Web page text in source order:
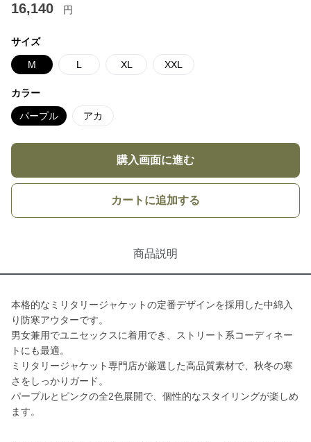
16,140 円
サイズ
M L XL XXL
カラー
パープル アカ
購入画面に進む
カートに追加する
商品説明
本格的なミリタリージャケットの定番デザインを採用した中綿入
り防寒アウターです。
男女兼用でユニセックスに着用でき、ストリート系コーディネー
トにも最適。
ミリタリージャケット専門店が厳選した高品質素材で、秋冬の寒
さをしっかりガード。
パープルとピンクの全2色展開で、個性的なスタイリングが楽しめ
ます。